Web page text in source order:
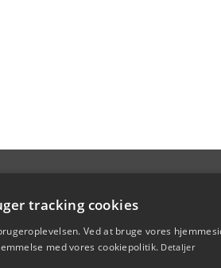
tracking cookies
Ved at bruge vores
med vores cookiepolitik. Detaljer